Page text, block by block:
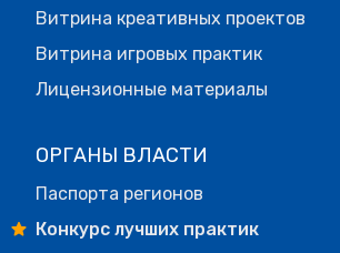
Витрина креативных проектов
Витрина игровых практик
Лицензионные материалы
ОРГАНЫ ВЛАСТИ
Паспорта регионов
Конкурс лучших практик